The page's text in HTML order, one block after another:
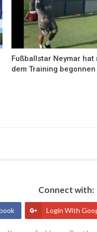
Fußballstar Neymar hat
dem Training begonnen
Connect with:
Login With